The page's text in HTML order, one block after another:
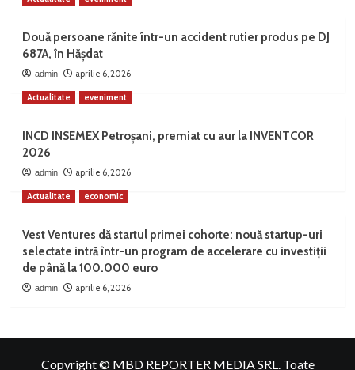
Două persoane rănite într-un accident rutier produs pe DJ
687A, în Hășdat
admin aprilie 6, 2026
Actualitate eveniment
INCD INSEMEX Petroșani, premiat cu aur la INVENTCOR
2026
admin aprilie 6, 2026
Actualitate economic
Vest Ventures dă startul primei cohorte: nouă startup-uri
selectate intră într-un program de accelerare cu investiții
de până la 100.000 euro
admin aprilie 6, 2026
Copyright © MBD REPORTER MEDIA SRL. Toate